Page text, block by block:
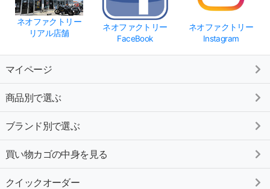
ネオファクトリー
リアル店舗
ネオファクトリー
FaceBook
ネオファクトリー
Instagram
マイページ
商品別で選ぶ
ブランド別で選ぶ
買い物カゴの中身を見る
クイックオーダー